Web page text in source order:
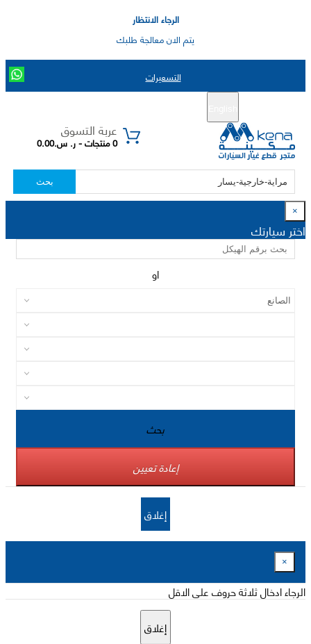
الرجاء الانتظار
يتم الان معالجة طلبك
التسعيرات
عربة التسوق
0 منتجات - ر. س.0.00
بحث
×
اختر سيارتك
او
بحث
إعادة تعيين
إغلاق
×
الرجاء ادخال ثلاثة حروف على الاقل
إغلاق